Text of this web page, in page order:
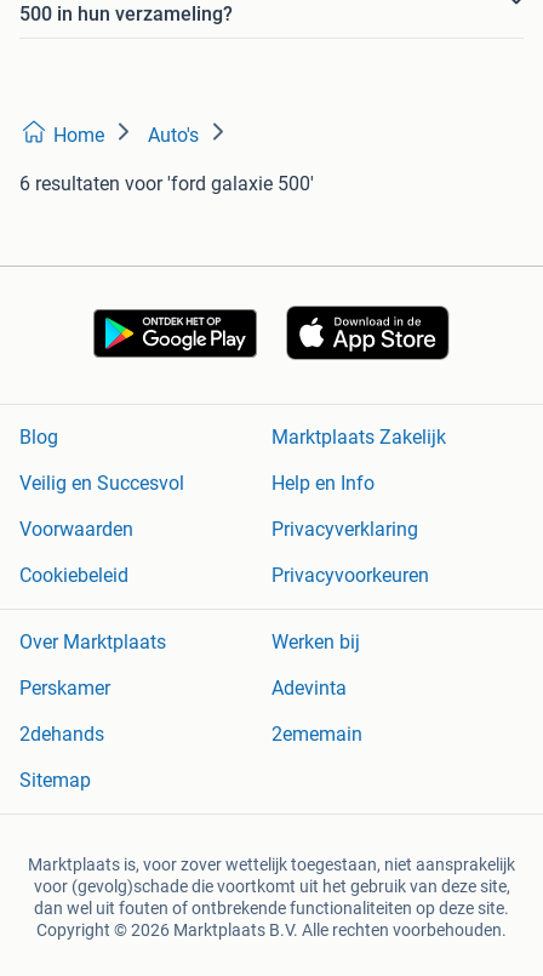
500 in hun verzameling?
Home Auto's
6 resultaten voor 'ford galaxie 500'
Blog
Marktplaats Zakelijk
Veilig en Succesvol
Help en Info
Voorwaarden
Privacyverklaring
Cookiebeleid
Privacyvoorkeuren
Over Marktplaats
Werken bij
Perskamer
Adevinta
2dehands
2ememain
Sitemap
Marktplaats is, voor zover wettelijk toegestaan, niet aansprakelijk
voor (gevolg)schade die voortkomt uit het gebruik van deze site,
dan wel uit fouten of ontbrekende functionaliteiten op deze site.
Copyright © 2026 Marktplaats B.V. Alle rechten voorbehouden.